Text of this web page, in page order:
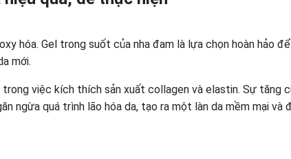
hóa. Gel trong suốt của nha đam là lựa chọn hoàn hảo để
mới.
việc kích thích sản xuất collagen và elastin. Sự tăng
ngừa quá trình lão hóa da, tạo ra một làn da mềm mại và